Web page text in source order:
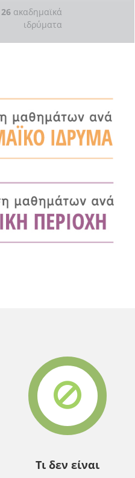
26 ακαδημαϊκά
ιδρύματα
Τι δεν είναι